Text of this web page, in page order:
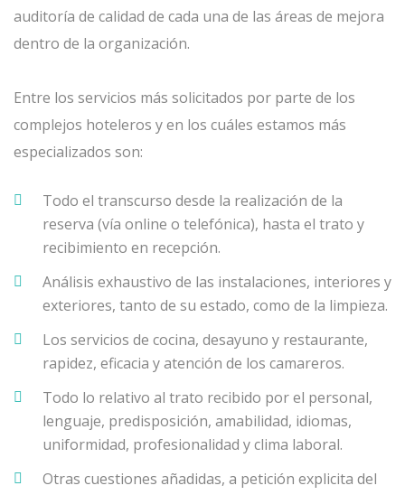
auditoría de calidad de cada una de las áreas de mejora
dentro de la organización.
Entre los servicios más solicitados por parte de los
complejos hoteleros y en los cuáles estamos más
especializados son:
Todo el transcurso desde la realización de la
reserva (vía online o telefónica), hasta el trato y
recibimiento en recepción.
Análisis exhaustivo de las instalaciones, interiores y
exteriores, tanto de su estado, como de la limpieza.
Los servicios de cocina, desayuno y restaurante,
rapidez, eficacia y atención de los camareros.
Todo lo relativo al trato recibido por el personal,
lenguaje, predisposición, amabilidad, idiomas,
uniformidad, profesionalidad y clima laboral.
Otras cuestiones añadidas, a petición explicita del